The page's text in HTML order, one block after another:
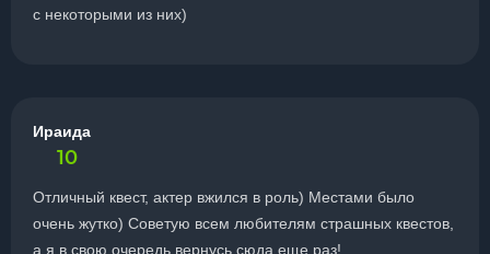
с некоторыми из них)
Ираида
10
Отличный квест, актер вжился в роль) Местами было
очень жутко) Советую всем любителям страшных квестов,
а я в свою очередь вернусь сюда еще раз!